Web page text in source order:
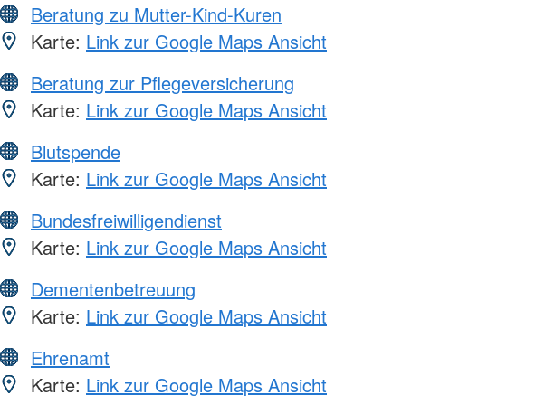
Beratung zu Mutter-Kind-Kuren
Karte: Link zur Google Maps Ansicht
Beratung zur Pflegeversicherung
Karte: Link zur Google Maps Ansicht
Blutspende
Karte: Link zur Google Maps Ansicht
Bundesfreiwilligendienst
Karte: Link zur Google Maps Ansicht
Dementenbetreuung
Karte: Link zur Google Maps Ansicht
Ehrenamt
Karte: Link zur Google Maps Ansicht